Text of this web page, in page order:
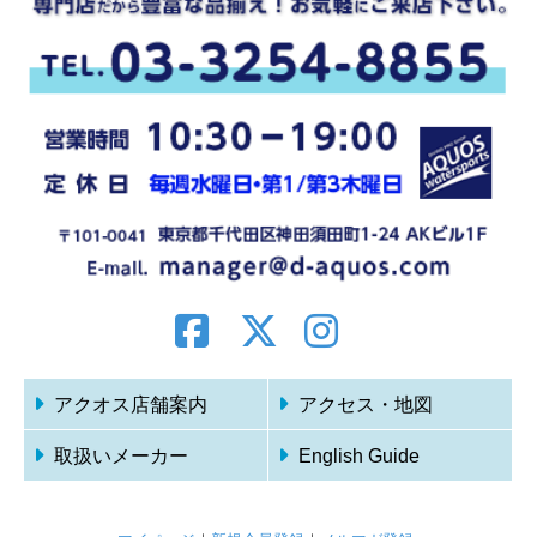
アクオス店舗案内 アクセス・地図
取扱いメーカー English Guide